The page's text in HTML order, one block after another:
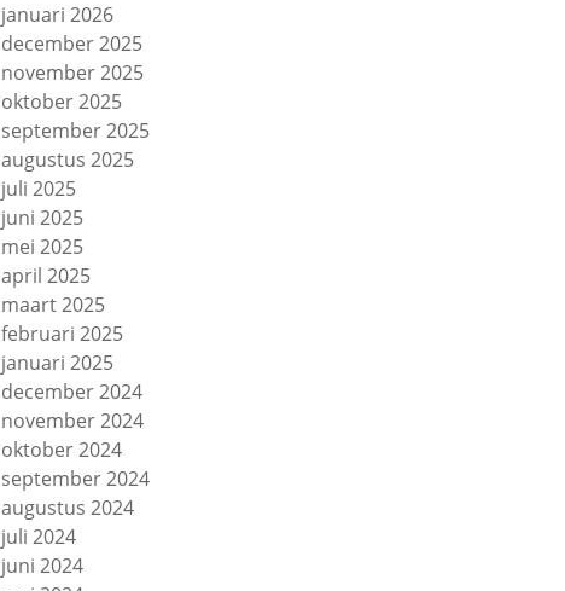
januari 2026
december 2025
november 2025
oktober 2025
september 2025
augustus 2025
juli 2025
juni 2025
mei 2025
april 2025
maart 2025
februari 2025
januari 2025
december 2024
november 2024
oktober 2024
september 2024
augustus 2024
juli 2024
juni 2024